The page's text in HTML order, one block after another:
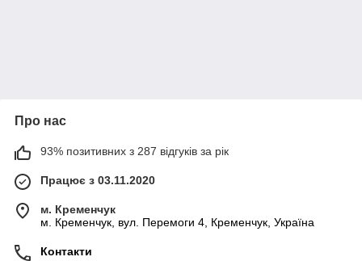
Про нас
93% позитивних з 287 відгуків за рік
Працює з 03.11.2020
м. Кременчук
м. Кременчук, вул. Перемоги 4, Кременчук, Україна
Контакти